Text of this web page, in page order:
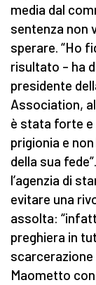
media dal
sentenza non
sperare. “Ho
risultato – ha
presidente
Association,
è stata forte e
prigionia e
della sua
l’agenzia di
evitare una
assolta:
preghiera in
scarcerazione
Maometto